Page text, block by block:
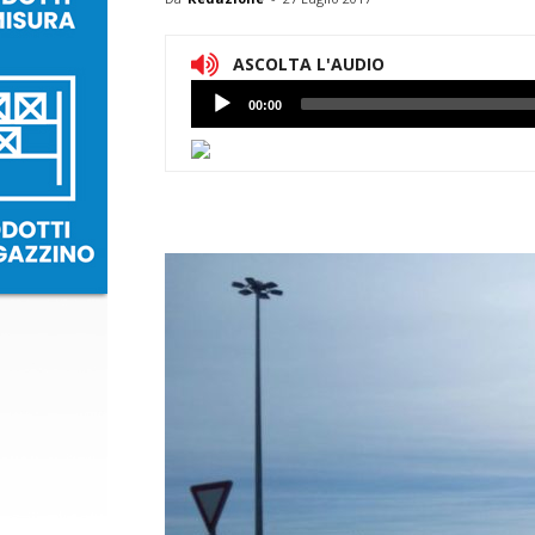
ASCOLTA L'AUDIO
Lettore
Audio
00:00